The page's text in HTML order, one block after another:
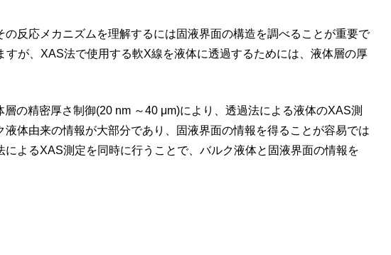
反応メカニズムを理解するには固液界面の構造を調べることが重要で
が、XAS法で使用する軟X線を液体に透過するためには、液体層の厚
層の精密厚さ制御(20 nm ～40 μm)により、透過法による液体のXAS測
体由来の情報が大部分であり、固液界面の情報を得ることが容易では
よるXAS測定を同時に行うことで、バルク液体と固液界面の情報を